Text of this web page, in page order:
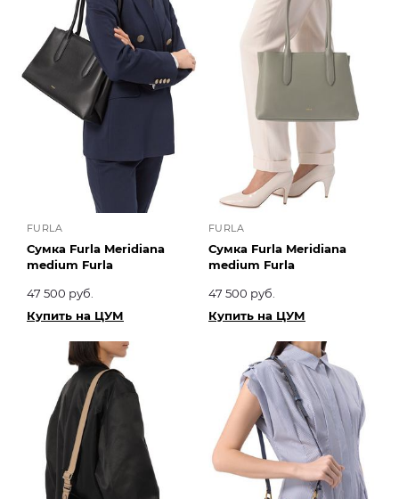
FURLA
Сумка Furla Meridiana
medium Furla
47 500 руб.
Купить на ЦУМ
FURLA
Сумка Furla Meridiana
medium Furla
47 500 руб.
Купить на ЦУМ